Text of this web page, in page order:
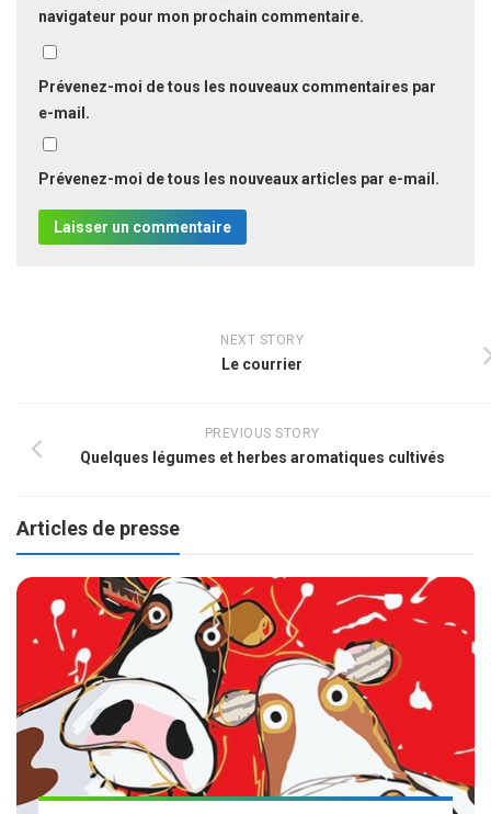
navigateur pour mon prochain commentaire.
Prévenez-moi de tous les nouveaux commentaires par
e-mail.
Prévenez-moi de tous les nouveaux articles par e-mail.
NEXT STORY
Le courrier
PREVIOUS STORY
Quelques légumes et herbes aromatiques cultivés
Articles de presse